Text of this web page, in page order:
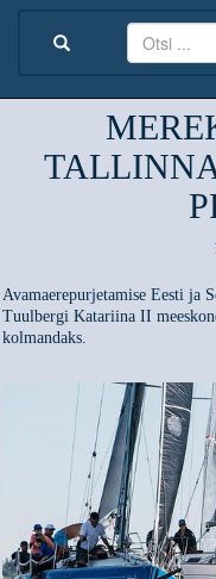
Avamaerepurjetamise Eesti ja
Tuulbergi Katariina II
kolmandaks.